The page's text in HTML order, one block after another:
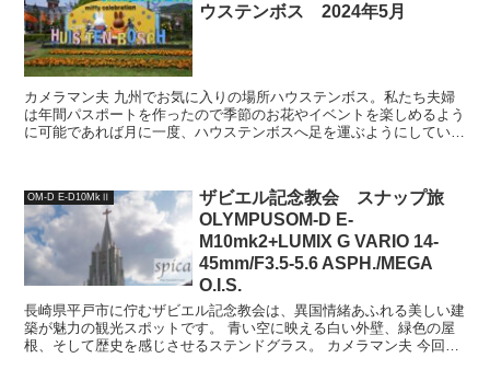
ウステンボス 2024年5月
カメラマン夫 九州でお気に入りの場所ハウステンボス。私たち夫婦
は年間パスポートを作ったので季節のお花やイベントを楽しめるよう
に可能であれば月に一度、ハウステンボスへ足を運ぶようにしていま
OM-D E-D10MkⅡ
ザビエル記念教会 スナップ旅
OLYMPUSOM-D E-
M10mk2+LUMIX G VARIO 14-
45mm/F3.5-5.6 ASPH./MEGA
O.I.S.
長崎県平戸市に佇むザビエル記念教会は、異国情緒あふれる美しい建
築が魅力の観光スポットです。 青い空に映える白い外壁、緑色の屋
根、そして歴史を感じさせるステンドグラス。 カメラマン夫 今回の